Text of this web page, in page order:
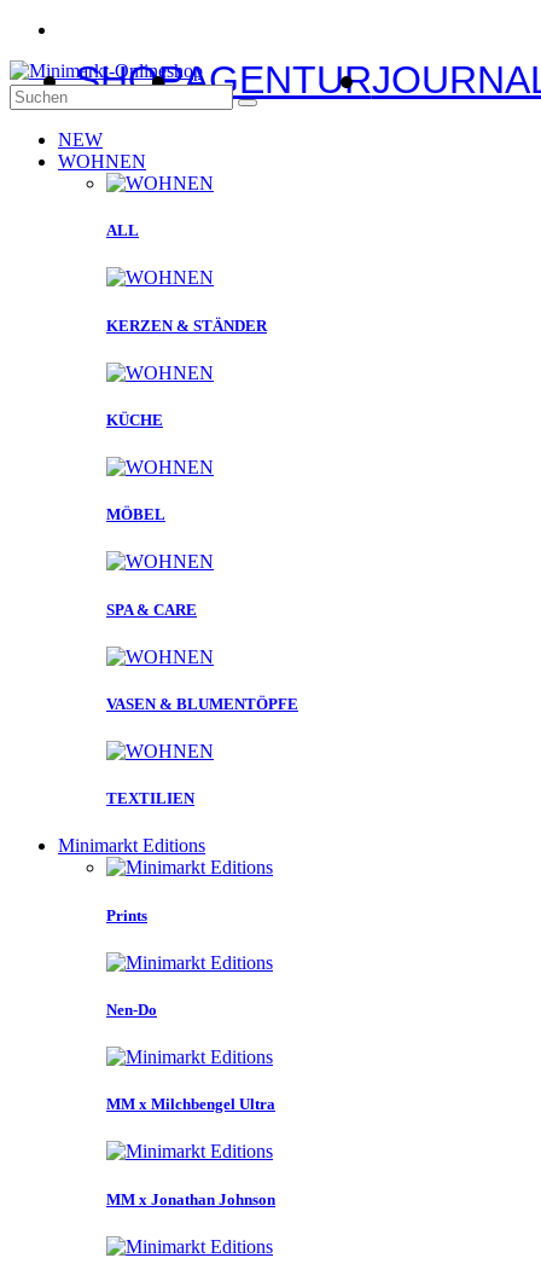
SHOPAGENTUR
NEW
WOHNEN
ALL
KERZEN & STÄNDER
KÜCHE
MÖBEL
SPA & CARE
VASEN & BLUMENTÖPFE
TEXTILIEN
Minimarkt Editions
Prints
Nen-Do
MM x Milchbengel Ultra
MM x Jonathan Johnson